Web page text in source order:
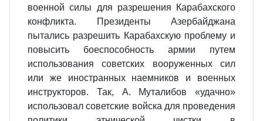
военной силы для разрешения Карабахского
конфликта. Президенты Азербайджана
пытались разрешить Карабахскую проблему и
повысить боеспособность армии путем
использования советских вооруженных сил
или же иностранных наемников и военных
инструкторов. Так, А. Муталибов «удачно»
использовал советские войска для проведения